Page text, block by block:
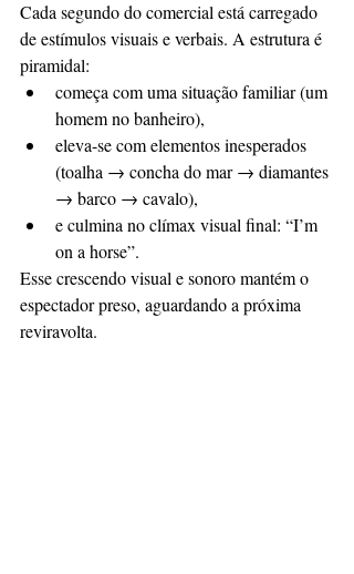
Cada segundo do comercial está carregado
de estímulos visuais e verbais. A estrutura é
piramidal:
começa com uma situação familiar (um
homem no banheiro),
eleva-se com elementos inesperados
(toalha → concha do mar → diamantes
→ barco → cavalo),
e culmina no clímax visual final: “I’m
on a horse”.
Esse crescendo visual e sonoro mantém o
espectador preso, aguardando a próxima
reviravolta.